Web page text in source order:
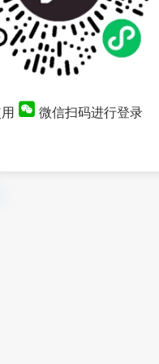
微信扫码进行登录